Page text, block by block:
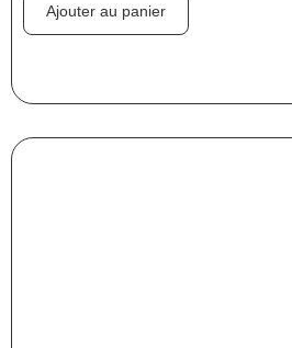
Ajouter au panier